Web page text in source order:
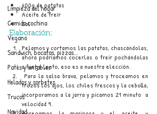
Limpieza del hogar
Comida cochina
Vegano
Sandwich, bocatas, pizzas...
Patés y untables
Helados y sorbetes
Trucos
Navidad
600g de patatas
Aceite de freír
Sal
Elaboración:
Pelamos y cortamos las patatas, chascándolas,
ahora podríamos cocerlas o freír pochándolas
a fuego lento, eso es a nuestra elección.
trozos los ajos, los chiles frescos y la cebolla,
incorporamos a la jarra y picamos 21 minuto  a
velocidad 9.